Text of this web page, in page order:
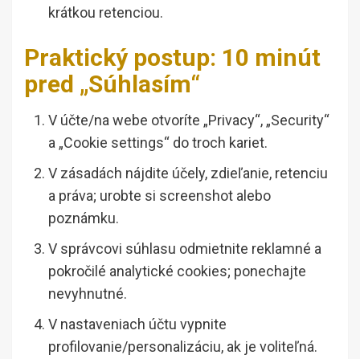
krátkou retenciou.
Praktický postup: 10 minút
pred „Súhlasím“
V účte/na webe otvoríte „Privacy“, „Security“
a „Cookie settings“ do troch kariet.
V zásadách nájdite účely, zdieľanie, retenciu
a práva; urobte si screenshot alebo
poznámku.
V správcovi súhlasu odmietnite reklamné a
pokročilé analytické cookies; ponechajte
nevyhnutné.
V nastaveniach účtu vypnite
profilovanie/personalizáciu, ak je voliteľná.